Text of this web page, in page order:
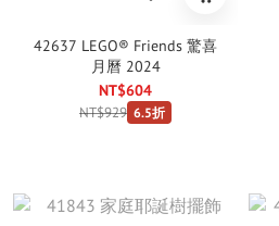
42637 LEGO® Friends 驚喜
月曆 2024
NT$604
NT$929 6.5折